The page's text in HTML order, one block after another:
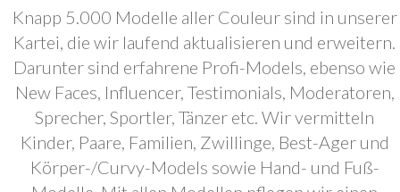
Knapp 5.000 Modelle aller Couleur sind in unserer
Kartei, die wir laufend aktualisieren und erweitern.
Darunter sind erfahrene Profi-Models, ebenso wie
New Faces, Influencer, Testimonials, Moderatoren,
Sprecher, Sportler, Tänzer etc. Wir vermitteln
Kinder, Paare, Familien, Zwillinge, Best-Ager und
Körper-/Curvy-Models sowie Hand- und Fuß-